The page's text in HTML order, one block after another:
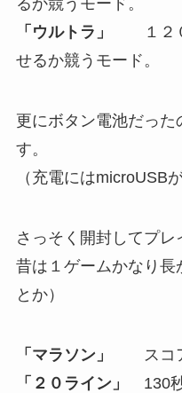
るか競うモード。
「ウルトラ」
１２０
せるか競うモード。
更にボタン電池だった
す。
（充電にはmicroUSB
さっそく開封してプレ
昔は１ゲームかなり
とか）
「マラソン」
スコ
「２０ライン」
130